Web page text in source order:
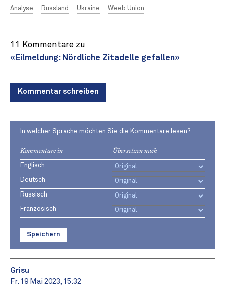
Analyse
Russland Ukraine Weeb Union
11 Kommentare zu
«Eilmeldung: Nördliche Zitadelle gefallen»
Kommentar schreiben
In welcher Sprache möchten Sie die Kommentare lesen?
Kommentare in Übersetzen nach
Englisch
Deutsch
Russisch
Französisch
Speichern
Grisu
Fr. 19 Mai 2023, 15:32